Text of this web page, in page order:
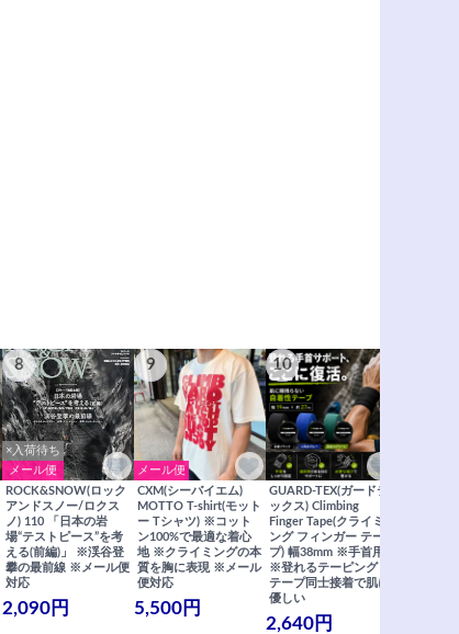
8
×入荷待ち
メール便
ROCK&SNOW(ロック
アンドスノー/ロクス
ノ) 110 「日本の岩
場“テストピース”を考
える(前編)」 ※渓谷登
攀の最前線 ※メール便
対応
2,090円
9
メール便
CXM(シーバイエム)
MOTTO T-shirt(モット
ー Tシャツ) ※コット
ン100%で最適な着心
地 ※クライミングの本
質を胸に表現 ※メール
便対応
5,500円
10
GUARD-TEX(ガードテ
ックス) Climbing
Finger Tape(クライミ
ング フィンガー テー
プ) 幅38mm ※手首用
※登れるテーピング ※
テープ同士接着で肌に
優しい
2,640円